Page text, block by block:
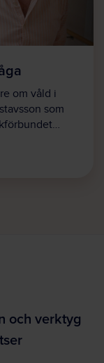
om våld i
som
och verktyg